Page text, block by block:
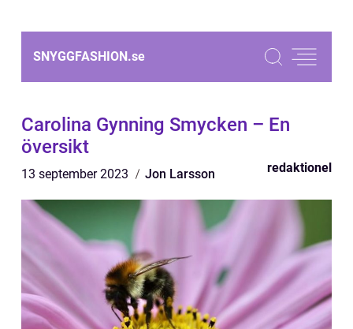
SNYGGFASHION.se
Carolina Gynning Smycken – En
översikt
13 september 2023 Jon Larsson redaktionel